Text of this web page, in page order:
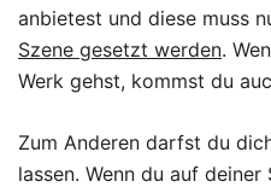
anbietest und diese muss
Szene gesetzt werden.
Werk gehst, kommst du
Zum Anderen darfst du
lassen. Wenn du auf